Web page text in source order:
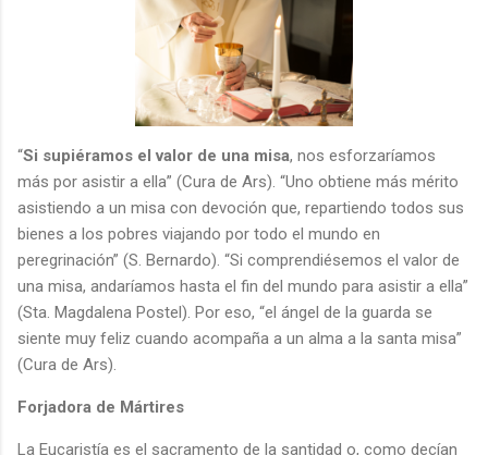
“Si supiéramos el valor de una misa, nos esforzaríamos
más por asistir a ella” (Cura de Ars). “Uno obtiene más mérito
asistiendo a un misa con devoción que, repartiendo todos sus
bienes a los pobres viajando por todo el mundo en
peregrinación” (S. Bernardo). “Si comprendiésemos el valor de
una misa, andaríamos hasta el fin del mundo para asistir a ella”
(Sta. Magdalena Postel). Por eso, “el ángel de la guarda se
siente muy feliz cuando acompaña a un alma a la santa misa”
(Cura de Ars).
Forjadora de Mártires
La Eucaristía es el sacramento de la santidad o, como decían